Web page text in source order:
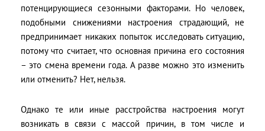
потенцирующиеся сезонными факторами. Но человек,
подобными снижениями настроения страдающий, не
предпринимает никаких попыток исследовать ситуацию,
потому что считает, что основная причина его состояния
– это смена времени года. А разве можно это изменить
или отменить? Нет, нельзя.
Однако те или иные расстройства настроения могут
возникать в связи с массой причин, в том числе и